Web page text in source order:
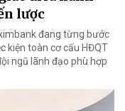
lược
đang từng bước
kiện toàn cơ cấu HĐQT
ngũ lãnh đạo phù hợp